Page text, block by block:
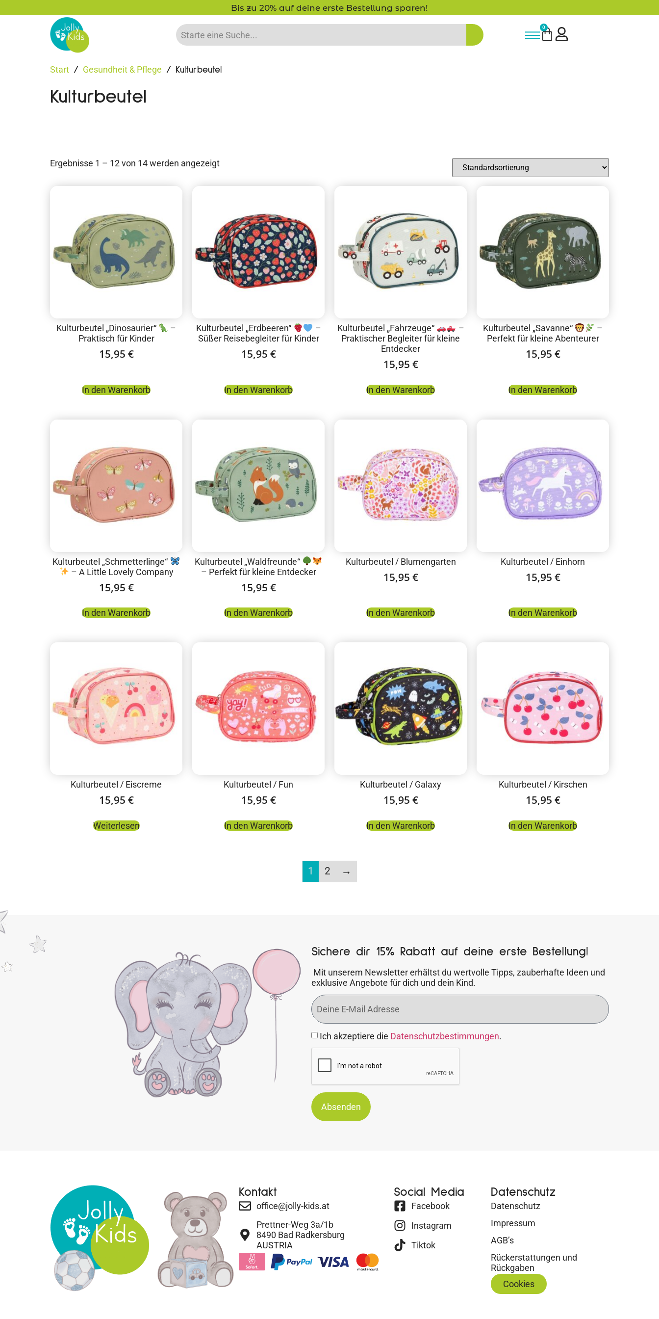
Bis zu 20% auf deine erste Bestellung sparen!
0
Start / Gesundheit & Pflege / Kulturbeutel
Kulturbeutel
Ergebnisse 1 – 12 von 14 werden angezeigt
Kulturbeutel „Dinosaurier“
–
Praktisch für Kinder
15,95 €
In den Warenkorb
Kulturbeutel „Erdbeeren“
–
Süßer Reisebegleiter für Kinder
15,95 €
In den Warenkorb
Kulturbeutel „Fahrzeuge“
–
Praktischer Begleiter für kleine
Entdecker
15,95 €
In den Warenkorb
Kulturbeutel „Savanne“
–
Perfekt für kleine Abenteurer
15,95 €
In den Warenkorb
Kulturbeutel „Schmetterlinge“
– A Little Lovely Company
15,95 €
In den Warenkorb
Kulturbeutel „Waldfreunde“
– Perfekt für kleine Entdecker
15,95 €
In den Warenkorb
Kulturbeutel / Blumengarten
15,95 €
In den Warenkorb
Kulturbeutel / Einhorn
15,95 €
In den Warenkorb
Kulturbeutel / Eiscreme
15,95 €
Weiterlesen
Kulturbeutel / Fun
15,95 €
In den Warenkorb
Kulturbeutel / Galaxy
15,95 €
In den Warenkorb
Kulturbeutel / Kirschen
15,95 €
In den Warenkorb
1 2 →
Sichere dir 15% Rabatt auf deine erste Bestellung!
Mit unserem Newsletter erhältst du wertvolle Tipps, zauberhafte Ideen und
exklusive Angebote für dich und dein Kind.
Ich akzeptiere die Datenschutzbestimmungen.
Absenden
Kontakt
office@jolly-kids.at
Prettner-Weg 3a/1b
8490 Bad Radkersburg
AUSTRIA
Social Media
Facebook
Instagram
Tiktok
Datenschutz
Datenschutz
Impressum
AGB’s
Rückerstattungen und
Rückgaben
Cookies